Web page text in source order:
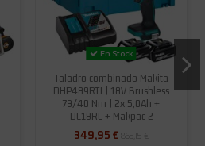
En Stock
Taladro combinado Makita
DHP489RTJ | 18V Brushless
73/40 Nm | 2x 5,0Ah +
DC18RC + Makpac 2
349,95 €865,15 €